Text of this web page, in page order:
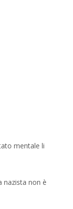
mentale li
nazista non è